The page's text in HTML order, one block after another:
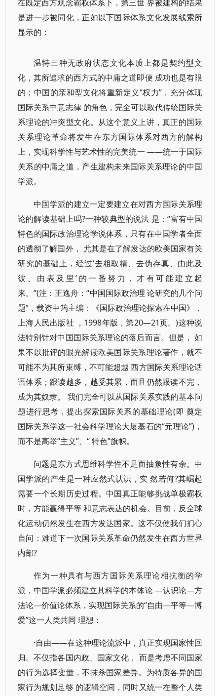
在既定西方观念霸权体系下，第三世 界被建构的结果
是进一步被同化，正如以下国际体系文化发展线索所
显示的：
温特三种无政府状态文化本质上都是契约型文
化，其所追求的西方式的中庸之道即便 成功也是有限
的；中国的亲和型文化将重新定义“权力”，充分体现
国际关系中意志律 的角色，完全可以取代传统国际关
系理论的冲突型文化。从这个意义上讲，真正的国际
关系理论革命将发生在东方国际体系对西方的解构
上，实现科学性与艺术性的完美统一 ——统一于国际
关系的中庸之道，产生建构未来国际关系理论的中国
学派。
中国学派的建立一定要建立在对西方国际关系理
论的解读基础上吗?一种较典型的说法 是：“富有中国
特色的国际政治理论学说体系，只有在中国学者全面
的透彻了解国外， 尤其是在了解发达的欧美国家有关
研究的基础上，经过‘去粗取精、去伪存真、由此及
彼、由表及里’的一番努力，才有可能建立起
来。”(注：王逸舟：“中国国际政治理 论研究的几个问
题”，载资中筠主编：《国际政治理论探索在中国》，
上海人民出版社 ，1998年版，第20—21页。)这种说
法特别针对中国国际关系理论的落后而言。但是， 如
果不以批评的眼光解读欧美国际关系理论著作，就不
可能不为其所束缚，不可能超越 西方国际关系理论话
语体系；跟读越多，越受其累，而且仍然跟读不完，
成为其奴隶。 我们完全可以从国际关系实践的基本问
题进行思考，提出探索国际关系的基础理论(即 奠定
国际关系学这一社会科学理论大厦基石的“元理论”)，
而不是高举“主义”、“ 特色”旗帜。
问题是东方式思维科学性不足而抽象性有余。中
国学派的产生是一种应然式认识，实 然若何?其崛起
需要一个长期历史过程。中国真正能够挑战单极霸权
时，方能赢得平等 和意志表达的机会。目前，反全球
化运动仍然发生在西方发达国家。这不仅使我们扪心
自问：难道下一次国际关系革命仍然发生在西方世界
内部?
作为一种具有与西方国际关系理论相抗衡的学
派，中国学派必须建立其科学的本体论 —认识论—方
法论—价值论体系，实现国际关系的“自由—平等—博
爱”这一人类共同 理想：
·自由——在这种理论流派中，真正实现国家性回
归。不仅指各国内政、国家文化， 而是考虑不同国家
的行为选择变量，不抹杀国家差异。为特质各异的国
家行为规划足够 的逻辑空间，同时又统一在整个人类